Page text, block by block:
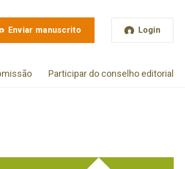
Enviar manuscrito Login
Participar do conselho editorial